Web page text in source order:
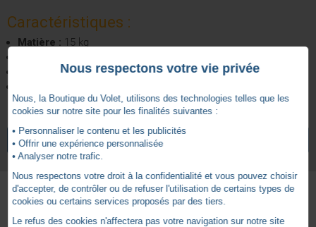
Caractéristiques :
Matière : 15 kg
Capacité de poids par coussinet :15 kg
4.5/5
Basé sur
avis soumis à un
contrôle
VOIR TOUS LES ARTICLES
Autres produits - Accessoires mécanismes
Nous respectons votre vie privée
Nous, la Boutique du Volet, utilisons des technologies telles que les
cookies sur notre site pour les finalités suivantes :
• Personnaliser le contenu et les publicités
• Offrir une expérience personnalisée
• Analyser notre trafic.
Nous respectons votre droit à la confidentialité et vous pouvez choisir
d'accepter, de contrôler ou de refuser l'utilisation de certains types de
cookies ou certains services proposés par des tiers.
Le refus des cookies n'affectera pas votre navigation sur notre site